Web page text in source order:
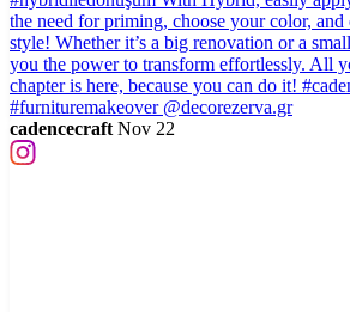
cadencecraft Nov 22